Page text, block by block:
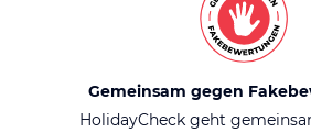
Gemeinsam gegen
HolidayCheck geht